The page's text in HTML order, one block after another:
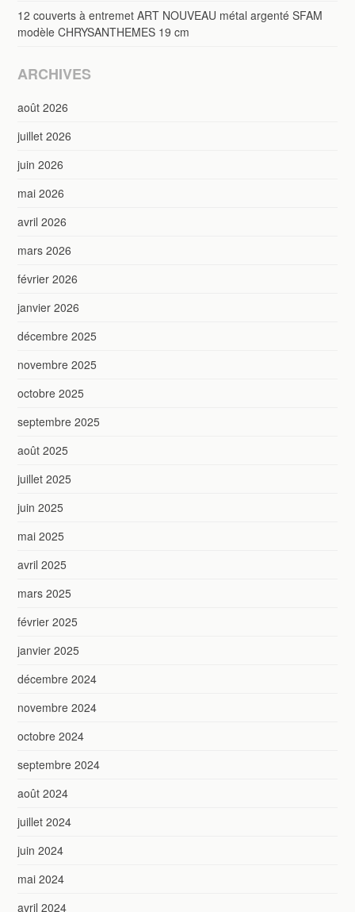
12 couverts à entremet ART NOUVEAU métal argenté SFAM
modèle CHRYSANTHEMES 19 cm
ARCHIVES
août 2026
juillet 2026
juin 2026
mai 2026
avril 2026
mars 2026
février 2026
janvier 2026
décembre 2025
novembre 2025
octobre 2025
septembre 2025
août 2025
juillet 2025
juin 2025
mai 2025
avril 2025
mars 2025
février 2025
janvier 2025
décembre 2024
novembre 2024
octobre 2024
septembre 2024
août 2024
juillet 2024
juin 2024
mai 2024
avril 2024